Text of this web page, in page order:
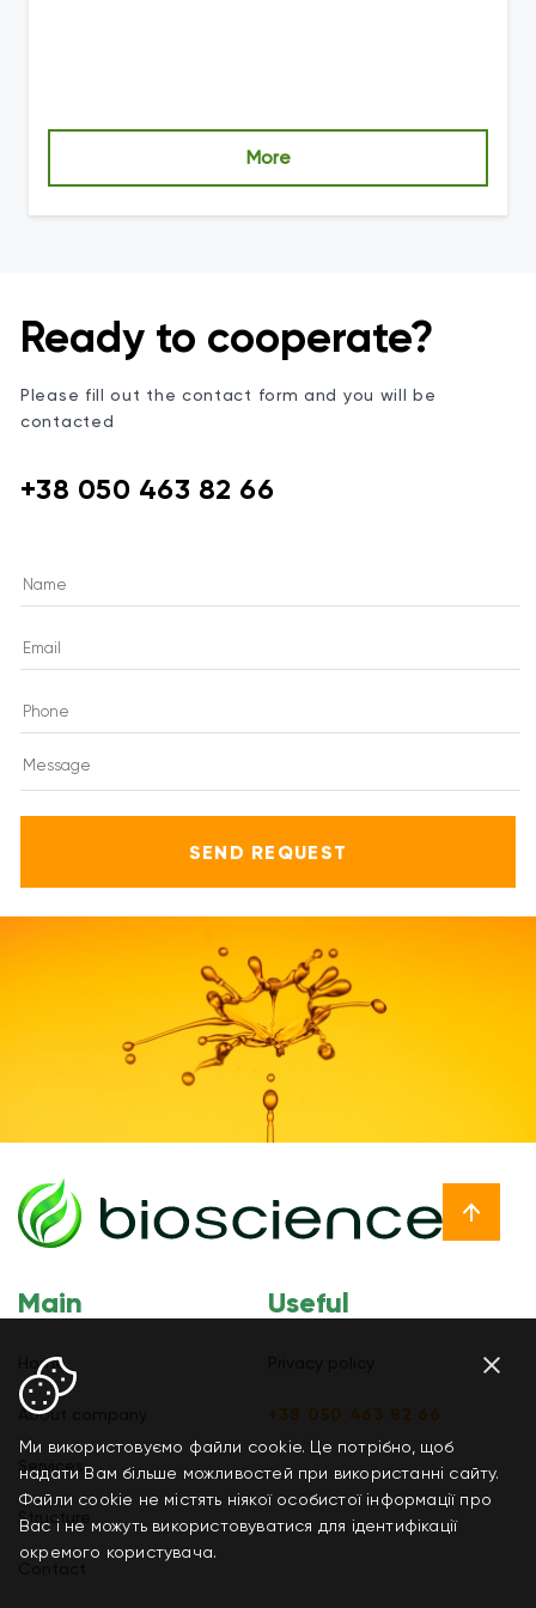
More
Ready to cooperate?
Please fill out the contact form and you will be
contacted
+38 050 463 82 66
Main
Home
About company
Structure
Useful
+38 050 463 82 66
Ми використовуємо файли cookie. Це потрібно, щоб
надати Вам більше можливостей при використанні сайту.
Файли cookie не містять ніякої особистої інформації про
Вас і не можуть використовуватися для ідентифікації
окремого користувача.